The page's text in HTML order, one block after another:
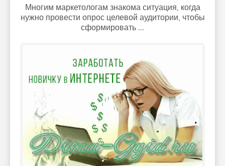
Многим маркетологам знакома ситуация, когда
нужно провести опрос целевой аудитории, чтобы
сформировать ...